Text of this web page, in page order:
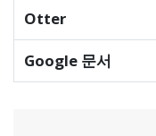
Otter
Google 문서